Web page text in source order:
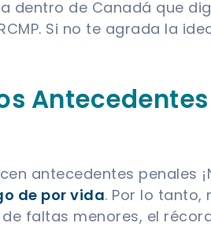
dentro de Canadá que
Si no te agrada la
Antecedentes
antecedentes penales
de por vida. Por lo tanto,
faltas menores, el